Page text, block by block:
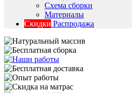
Схема сборки
Материалы
Скидки Распродажа